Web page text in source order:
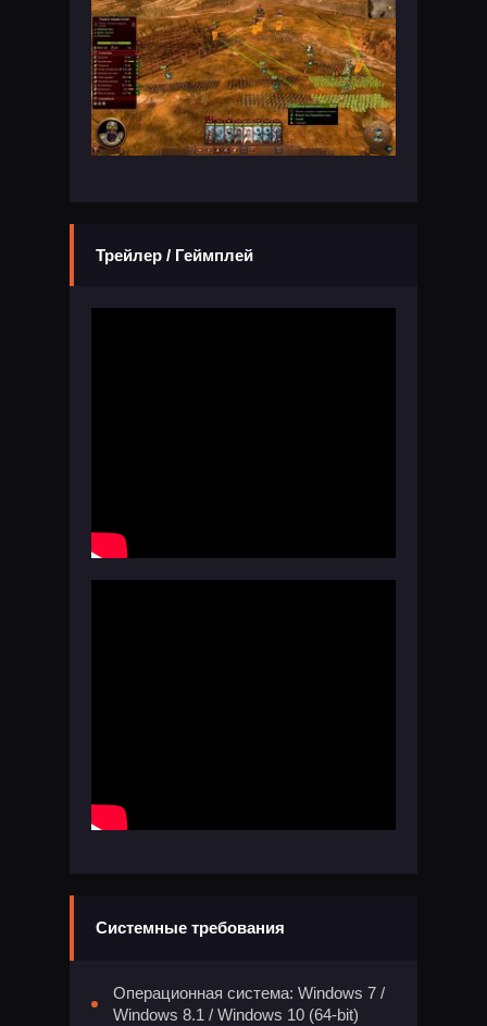
Трейлер / Геймплей
Системные требования
Операционная система: Windows 7 /
Windows 8.1 / Windows 10 (64-bit)